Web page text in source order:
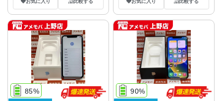
お気に入り 比較する お気に入り 比較する
85% 90%